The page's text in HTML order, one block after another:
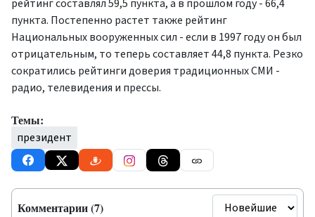
рейтинг составлял 59,5 пункта, а в прошлом году - 66,4
пункта. Постепенно растет также рейтинг
Национальных вооруженных сил - если в 1997 году он был
отрицательным, то теперь составляет 44,8 пункта. Резко
сократились рейтинги доверия традиционных СМИ -
радио, телевидения и прессы.
Темы:
президент
Комментарии (7)